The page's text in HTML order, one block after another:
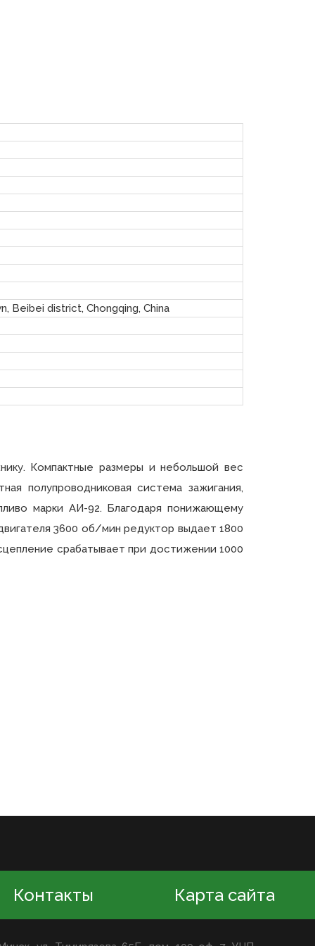
Beibei district, Chongqing, China
Компактные размеры и небольшой вес
полупроводниковая система зажигания,
марки АИ-92. Благодаря понижающему
3600 об/мин редуктор выдает 1800
срабатывает при достижении 1000
Контакты Карта сайта